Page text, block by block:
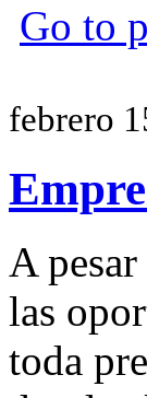
Go to
febrero
A
las
toda